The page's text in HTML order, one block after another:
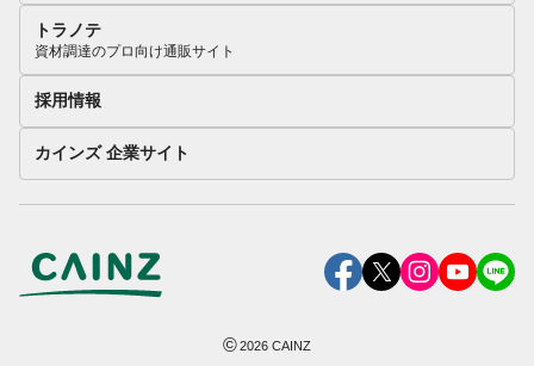
トラノテ
資材調達のプロ向け通販サイト
採用情報
カインズ 企業サイト
©2026 CAINZ